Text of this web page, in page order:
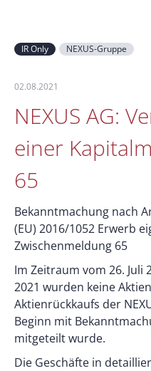
IR Only NEXUS-Gruppe
02.08.2021
NEXUS AG:
einer
65
Bekanntmachung nach
(EU) 2016/1052 Erwerb
Zwischenmeldung 65
Im Zeitraum vom 26. Juli
2021 wurden keine
Aktienrückkaufs der
Beginn mit
mitgeteilt wurde.
Die Geschäfte in